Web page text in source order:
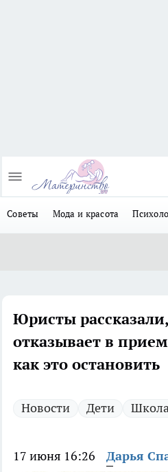
Советы Мода и красота
Юристы
отказывает в
как это остановить
Новости Дети
17 июня 16:26 Дарья